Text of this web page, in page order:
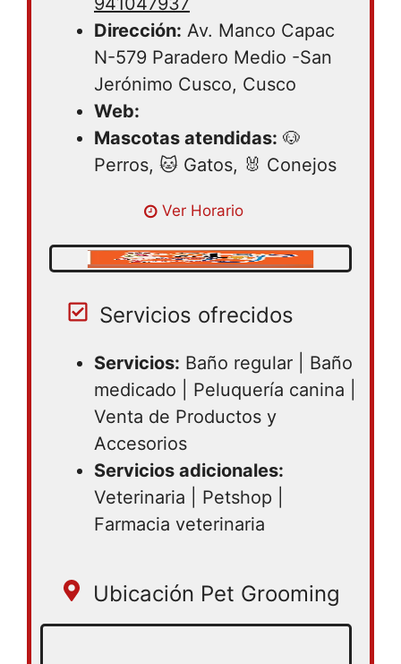
Dirección: Av. Manco Capac
N-579 Paradero Medio -San
Jerónimo Cusco, Cusco
Web:
Mascotas atendidas: 🐶
Perros, 🐱 Gatos, 🐰 Conejos
Lunes 08:30 – 19:30 | Martes 08:30 –
08:30 – 19:30 | Viernes 08:30 – 19:30 |
Sabado 08:30 – 19:30 | Domingo 08:30 –
Ver Horario
Servicios ofrecidos
Servicios: Baño regular | Baño
medicado | Peluquería canina |
Venta de Productos y
Accesorios
Servicios adicionales:
Veterinaria | Petshop |
Farmacia veterinaria
Ubicación Pet Grooming